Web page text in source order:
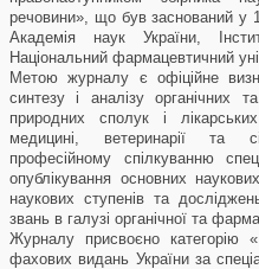
речовини», що був заснований у
Академія наук України,
Національний фармацевтичний
Метою журналу є офіційне
синтезу і аналізу органічних
природних сполук і
медицині, ветеринарії та
професійному спілкуванню
опублікування основних
наукових ступенів та
звань в галузі органічної та
Журналу присвоєно категорію
фахових видань України за